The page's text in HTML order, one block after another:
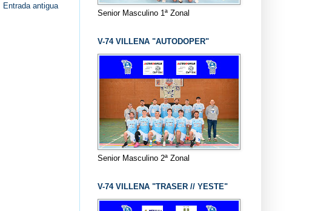
Entrada antigua
Senior Masculino 1ª Zonal
V-74 VILLENA "AUTODOPER"
Senior Masculino 2ª Zonal
V-74 VILLENA "TRASER // YESTE"